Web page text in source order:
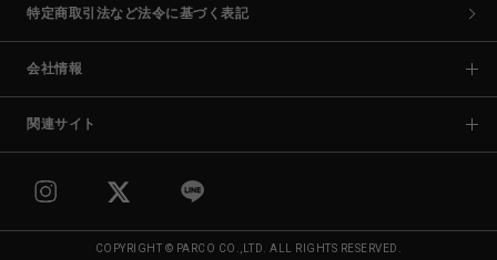
特定商取引法など法令に基づく表記
会社情報
関連サイト
COPYRIGHT © PARCO CO.,LTD. ALL RIGHTS RESERVED.